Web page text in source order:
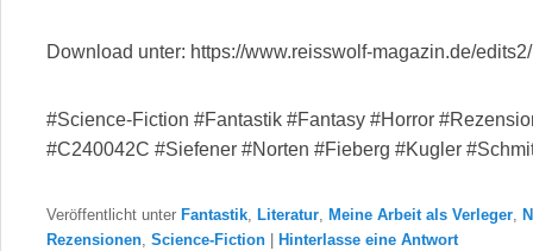
Download unter: https://www.reisswolf-magazin.de/
#Science-Fiction #Fantastik #Fantasy #Horror
#C240042C #Siefener #Norten #Fieberg #Kugler
Veröffentlicht unter Fantastik, Literatur, Meine Arbeit als Verleger,
Rezensionen, Science-Fiction Hinterlasse eine Antwort